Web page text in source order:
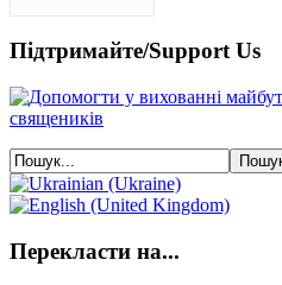
Підтримайте/Support Us
Перекласти на...